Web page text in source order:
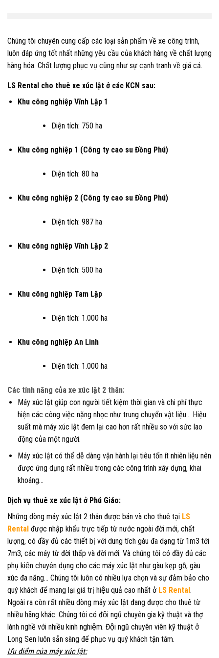
Chúng tôi chuyên cung cấp các loại sản phẩm về xe công trình,
luôn đáp ứng tốt nhất những yêu cầu của khách hàng về chất lượng
hàng hóa. Chất lượng phục vụ cũng như sự cạnh tranh về giá cả.
LS Rental cho thuê xe xúc lật ở các KCN sau:
Khu công nghiệp Vĩnh Lập 1
Diện tích: 750 ha
Khu công nghiệp 1 (Công ty cao su Đồng Phú)
Diện tích: 80 ha
Khu công nghiệp 2 (Công ty cao su Đồng Phú)
Diện tích: 987 ha
Khu công nghiệp Vĩnh Lập 2
Diện tích: 500 ha
Khu công nghiệp Tam Lập
Diện tích: 1.000 ha
Khu công nghiệp An Linh
Diện tích: 1.000 ha
Các tính năng của xe xúc lật 2 thân:
Máy xúc lật giúp con người tiết kiệm thời gian và chi phí thực
hiện các công việc nặng nhọc như trung chuyển vật liệu… Hiệu
suất mà máy xúc lật đem lại cao hơn rất nhiều so với sức lao
động của một người.
Máy xúc lật có thể dễ dàng vận hành lại tiêu tốn ít nhiên liệu nên
được ứng dụng rất nhiều trong các công trình xây dựng, khai
khoáng…
Dịch vụ thuê xe xúc lật ở Phú Giáo:
Những dòng máy xúc lật 2 thân được bán và cho thuê tại LS
Rental được nhập khẩu trực tiếp từ nước ngoài đời mới, chất
lượng, có đầy đủ các thiết bị với dung tích gàu đa dạng từ 1m3 tới
7m3, các máy từ đời thấp và đời mới. Và chúng tôi có đầy đủ các
phụ kiện chuyên dụng cho các máy xúc lật như gàu kẹp gỗ, gàu
xúc đa năng… Chúng tôi luôn có nhiều lựa chọn và sự đảm bảo cho
quý khách để mang lại giá trị hiệu quả cao nhất ở LS Rental .
Ngoài ra còn rất nhiều dòng máy xúc lật đang được cho thuê từ
nhiều hãng khác. Chúng tôi có đội ngũ chuyên gia kỹ thuật và thợ
lành nghề với nhiều kinh nghiệm. Đội ngũ chuyên viên kỹ thuật ở
Long Sen luôn sẵn sàng để phục vụ quý khách tận tâm.
Ưu điểm của máyxúc lật: